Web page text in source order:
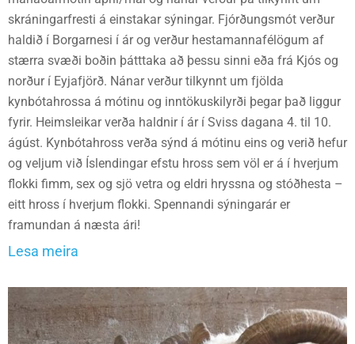
skráningarfresti á einstakar sýningar. Fjórðungsmót verður
haldið í Borgarnesi í ár og verður hestamannafélögum af
stærra svæði boðin þátttaka að þessu sinni eða frá Kjós og
norður í Eyjafjörð. Nánar verður tilkynnt um fjölda
kynbótahrossa á mótinu og inntökuskilyrði þegar það liggur
fyrir. Heimsleikar verða haldnir í ár í Sviss dagana 4. til 10.
ágúst. Kynbótahross verða sýnd á mótinu eins og verið hefur
og veljum við Íslendingar efstu hross sem völ er á í hverjum
flokki fimm, sex og sjö vetra og eldri hryssna og stóðhesta –
eitt hross í hverjum flokki. Spennandi sýningarár er
framundan á næsta ári!
Lesa meira